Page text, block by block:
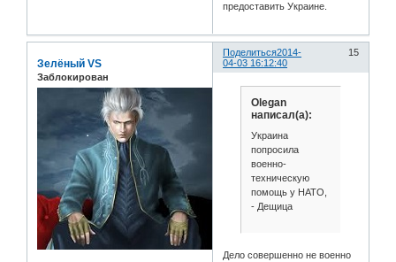
предоставить Украине.
Поделиться 15
2014-
04-03 16:12:40
Зелёный VS
Заблокирован
Olegan
написал(а):
Украина
попросила
военно-
техническую
помощь у НАТО,
- Дещица
Дело совершенно не военно